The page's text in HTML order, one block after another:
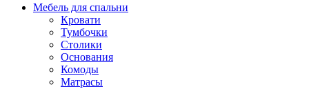
Мебель для спальни
Кровати
Тумбочки
Столики
Основания
Комоды
Матрасы